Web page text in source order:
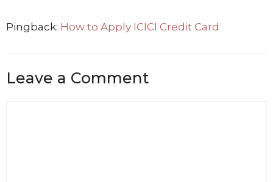
Pingback: How to Apply ICICI Credit Card
Leave a Comment